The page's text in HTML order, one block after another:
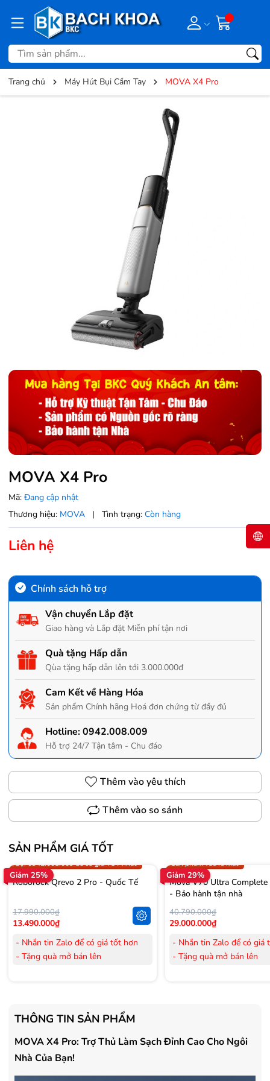
Trang chủ Máy Hút Bụi Cầm Tay MOVA X4 Pro
MOVA X4 Pro
Mã: Đang cập nhật
Thương hiệu: MOVA | Tình trạng: Còn hàng
Liên hệ
Chính sách hỗ trợ
Vận chuyển Lắp đặt
Giao hàng và Lắp đặt Miễn phí tận nơi
Quà tặng Hấp dẫn
Qùa tặng hấp dẫn lên tới 3.000.000đ
Cam Kết về Hàng Hóa
Sản phẩm Chính hãng Hoá đơn chứng từ đầy đủ
Hotline:0942.008.009
Hỗ trợ 24/7 Tận tâm - Chu đáo
Thêm vào yêu thích
Thêm vào so sánh
SẢN PHẨM GIÁ TỐT
Giảm 25%
Trợ giá 300.000đ
Gọi 0942.008.009 để có giá TỐT nhất
Roborock Qrevo 2 Pro - Quốc Tế
17.990.000₫
13.490.000₫
- Nhắn tin Zalo để có giá tốt hơn
- Tặng quà mở bán lên
- Tặng Voucher trị giá
150.000đ
mua Máy lọc Không khí
- Cam kết hàng mới 100%.
- Lắp đặt, HDSD tại nhà nội thành
Hà Nội, Hồ Chí Minh
Giảm 29%
Sản phẩm vừa ra mắt
Mova V70 Ultra
- Bảo hành tận nhà
40.790.000₫
29.000.000₫
- Nhắn tin Zalo để có giá
- Tặng quà mở bán lên
- Cam kết hàng mới
THÔNG TIN SẢN PHẨM
MOVA X4 Pro: Trợ Thủ Làm Sạch Đỉnh Cao Cho Ngôi
Nhà Của Bạn!